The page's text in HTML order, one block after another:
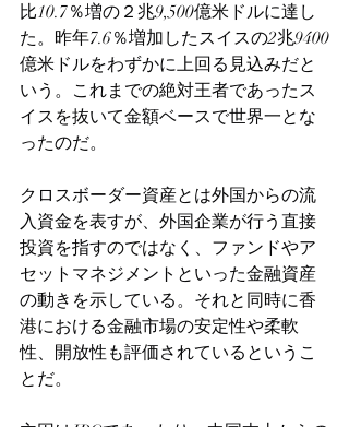
比10.7％増の２兆9,500億米ドルに達し
た。昨年7.6％増加したスイスの2兆9400
億米ドルをわずかに上回る見込みだと
いう。これまでの絶対王者であったス
イスを抜いて金額ベースで世界一とな
ったのだ。
クロスボーダー資産とは外国からの流
入資金を表すが、外国企業が行う直接
投資を指すのではなく、ファンドやア
セットマネジメントといった金融資産
の動きを示している。それと同時に香
港における金融市場の安定性や柔軟
性、開放性も評価されているというこ
とだ。